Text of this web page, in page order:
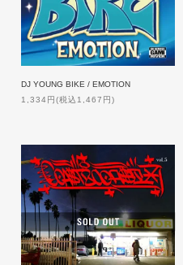
DJ YOUNG BIKE / EMOTION
1,334円(税込1,467円)